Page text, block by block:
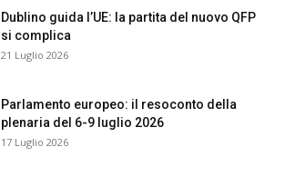
Dublino guida l’UE: la partita del nuovo QFP
si complica
21 Luglio 2026
Parlamento europeo: il resoconto della
plenaria del 6-9 luglio 2026
17 Luglio 2026